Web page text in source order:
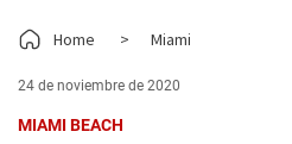
Home > Miami
24 de noviembre de 2020
MIAMI BEACH